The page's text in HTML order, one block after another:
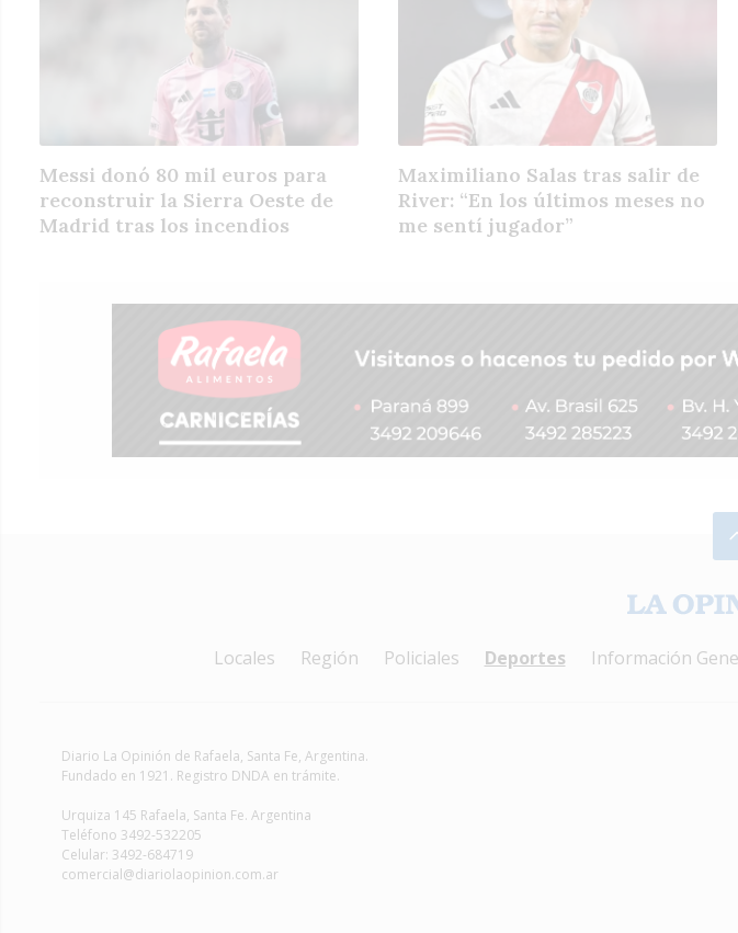
Messi donó 80 mil euros para
reconstruir la Sierra Oeste de
Madrid tras los incendios
Maximiliano Salas tras salir de
River: “En los últimos meses no
me sentí jugador”
Locales Región Policiales Deportes Información
Diario La Opinión de Rafaela, Santa Fe, Argentina.
Fundado en 1921. Registro DNDA en trámite.
Urquiza 145 Rafaela, Santa Fe. Argentina
Teléfono 3492-532205
Celular: 3492-684719
comercial@diariolaopinion.com.ar